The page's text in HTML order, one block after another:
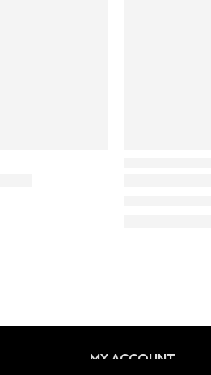
MY ACCOUNT